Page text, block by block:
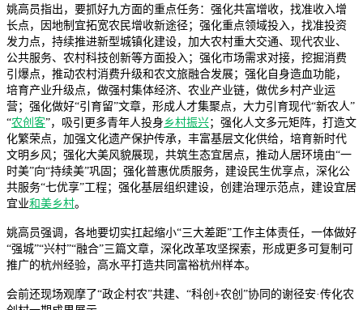
姚高员指出，要抓好九方面的重点任务：强化共富增收，找准收入增
长点，因地制宜拓宽农民增收新途径；强化重点领域投入，找准投资
发力点，持续推进新型城镇化建设，加大农村重大交通、现代农业、
公共服务、农村科技创新等方面投入；强化市场需求对接，挖掘消费
引爆点，推动农村消费升级和农文旅融合发展；强化自身造血功能，
培育产业升级点，做强村集体经济、农业产业链，做优乡村产业运
营；强化做好“引育留”文章，形成人才集聚点，大力引育现代“新农人”
“农创客”，吸引更多青年人投身乡村振兴；强化人文多元矩阵，打造文
化繁荣点，加强文化遗产保护传承，丰富基层文化供给，培育新时代
文明乡风；强化大美风貌展现，共筑生态宜居点，推动人居环境由“一
时美”向“持续美”巩固；强化普惠优质服务，建设民生优享点，深化公
共服务“七优享”工程；强化基层组织建设，创建治理示范点，建设宜居
宜业和美乡村。
姚高员强调，各地要切实扛起缩小“三大差距”工作主体责任，一体做好
“强城”“兴村”“融合”三篇文章，深化改革攻坚探索，形成更多可复制可
推广的杭州经验，高水平打造共同富裕杭州样本。
会前还现场观摩了“政企村农”共建、“科创+农创”协同的谢径安·传化农